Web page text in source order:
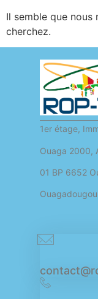
Il semble que
cherchez.
1er étage,
Ouaga 2000,
01 BP 6652